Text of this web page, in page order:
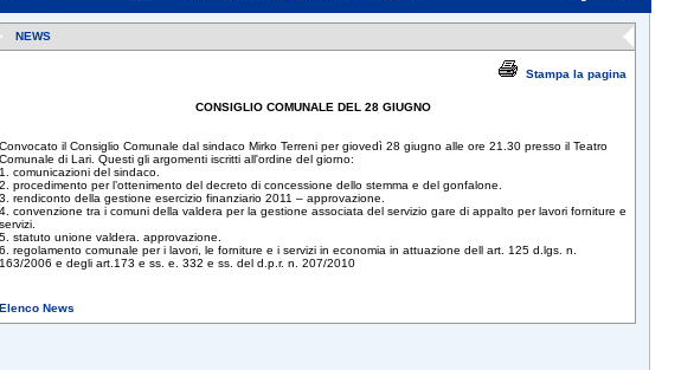
NEWS
Stampa la pagina
CONSIGLIO COMUNALE DEL 28 GIUGNO
Convocato il Consiglio Comunale dal sindaco Mirko Terreni per giovedì 28 giugno alle ore 21.30 presso il Teatro
Comunale di Lari. Questi gli argomenti iscritti all'ordine del giorno:
1. comunicazioni del sindaco.
2. procedimento per l’ottenimento del decreto di concessione dello stemma e del gonfalone.
3. rendiconto della gestione esercizio finanziario 2011 – approvazione.
4. convenzione tra i comuni della valdera per la gestione associata del servizio gare di appalto per lavori forniture e
servizi.
5. statuto unione valdera. approvazione.
6. regolamento comunale per i lavori, le forniture e i servizi in economia in attuazione dell art. 125 d.lgs. n.
163/2006 e degli art.173 e ss. e. 332 e ss. del d.p.r. n. 207/2010
Elenco News